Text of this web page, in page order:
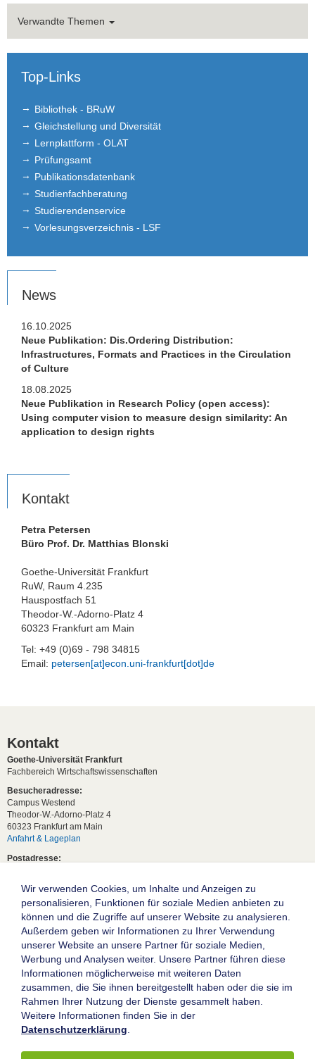
Verwandte Themen
Top-Links
Bibliothek - BRuW
Gleichstellung und Diversität
Lernplattform - OLAT
Prüfungsamt
Publikationsdatenbank
Studienfachberatung
Studierendenservice
Vorlesungsverzeichnis - LSF
News
16.10.2025
Neue Publikation: Dis.Ordering Distribution:
Infrastructures, Formats and Practices in the Circulation
of Culture
18.08.2025
Neue Publikation in Research Policy (open access):
Using computer vision to measure design similarity: An
application to design rights
Kontakt
Petra Petersen
Büro Prof. Dr. Matthias Blonski
Goethe-Universität Frankfurt
RuW, Raum 4.235
Hauspostfach 51
Theodor-W.-Adorno-Platz 4
60323 Frankfurt am Main
Tel: +49 (0)69 - 798 34815
Email: petersen[at]econ.uni-frankfurt[dot]de
Kontakt
Goethe-Universität Frankfurt
Fachbereich Wirtschaftswissenschaften
Besucheradresse:
Campus Westend
Theodor-W.-Adorno-Platz 4
60323 Frankfurt am Main
Anfahrt & Lageplan
Postadresse:
Studentische Anfragen:
studium[at]wiwi.uni-frankfurt[dot]de
Allgemeine Anfragen:
dekanat02[at]wiwi.uni-frankfurt[dot]de
Die Goethe-Universität Frankfurt am Main
Impressum
Datenschutz
Barrierefreiheit
Wir verwenden Cookies, um Inhalte und Anzeigen zu
personalisieren, Funktionen für soziale Medien anbieten zu
können und die Zugriffe auf unserer Website zu analysieren.
Außerdem geben wir Informationen zu Ihrer Verwendung
unserer Website an unsere Partner für soziale Medien,
Werbung und Analysen weiter. Unsere Partner führen diese
Informationen möglicherweise mit weiteren Daten
zusammen, die Sie ihnen bereitgestellt haben oder die sie im
Rahmen Ihrer Nutzung der Dienste gesammelt haben.
Weitere Informationen finden Sie in der
Datenschutzerklärung